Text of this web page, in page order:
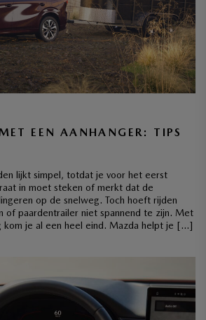
EEN AANHANGER: TIPS
lijkt simpel, totdat je voor het eerst
in moet steken of merkt dat de
op de snelweg. Toch hoeft rijden
of paardentrailer niet spannend te zijn. Met
kom je al een heel eind. Mazda helpt je […]